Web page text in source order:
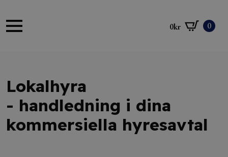
0kr 0
Lokalhyra
- handledning i dina
kommersiella hyresavtal